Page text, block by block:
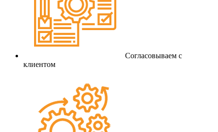
Согласовываем с
клиентом